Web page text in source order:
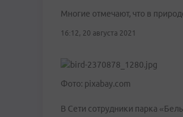
Многие отмечают, что в
16:12, 20 августа 2021
Фото: pixabay.com
В Сети сотрудники парка